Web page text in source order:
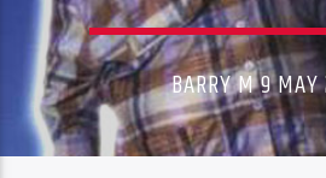
BARRY M 9